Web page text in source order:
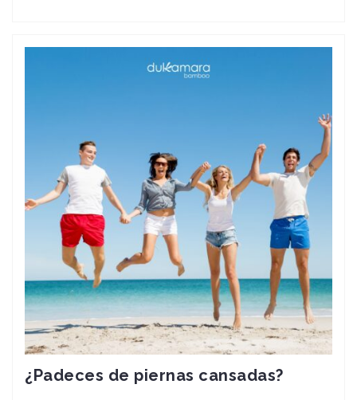
¿Padeces de piernas cansadas?